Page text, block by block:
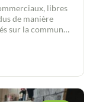
libres
de manière
sur la commune
vente) pour le
surface de
occupations. Ils